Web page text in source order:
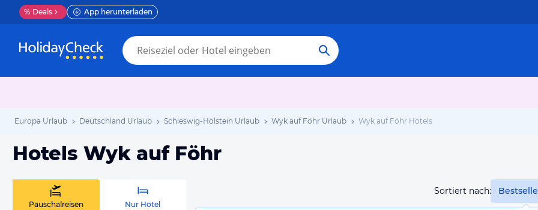
% Deals App herunterladen
Europa Urlaub Deutschland Urlaub Schleswig-Holstein Urlaub Wyk auf Föhr Urlaub Wyk auf Föhr Hotels
Hotels Wyk auf Föhr
Sortiert nach:
Pauschalreisen Nur Hotel